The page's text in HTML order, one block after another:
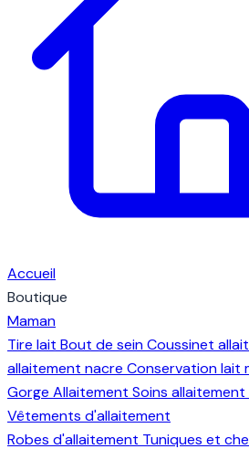
Accueil
Boutique
Maman
Tire lait Bout de seinCoussinet
allaitement nacre Conservation lait
Gorge Allaitement Soins allaitement
Vêtements d'allaitement
Robes d'allaitement Tuniques et